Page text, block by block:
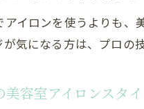
アイロンを使うよりも
気になる方は、プロの
美容室アイロンスタ